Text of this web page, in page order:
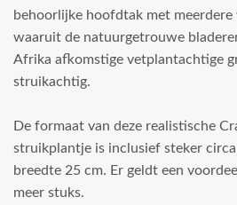
behoorlijke hoofdtak met meerdere
waaruit de natuurgetrouwe
Afrika afkomstige vetplantachtige
struikachtig.
De formaat van deze realistische
struikplantje is inclusief steker
breedte 25 cm. Er geldt een
meer stuks.